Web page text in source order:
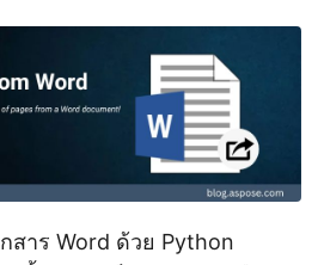
สาร Word ด้วย Python